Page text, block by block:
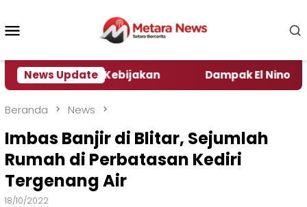
konten
News Update
Kebijakan Dampak El Nino,
Beranda News
Imbas Banjir di Blitar, Sejumlah
Rumah di Perbatasan Kediri
Tergenang Air
18/10/2022